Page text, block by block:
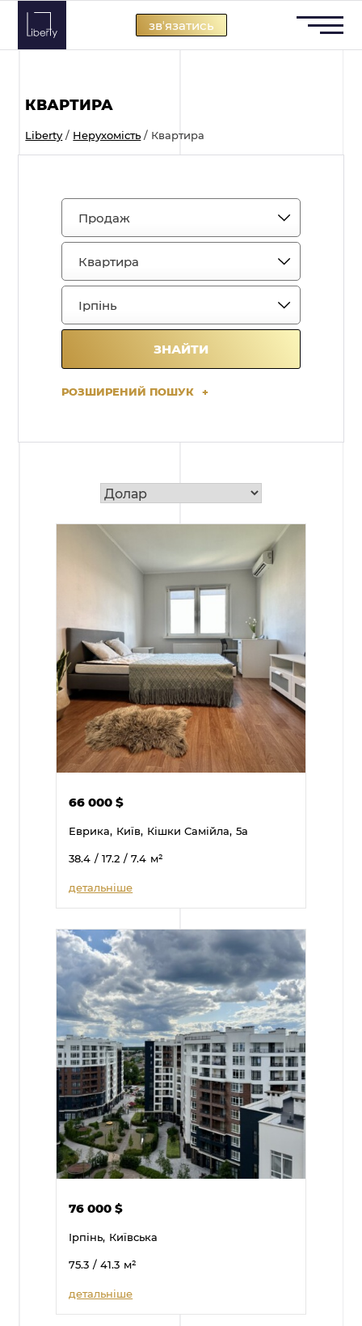
Skip
content
звʼязатись
КВАРТИРА
Liberty / Нерухомість / Квартира
РОЗШИРЕНИЙ ПОШУК +
66 000$
Еврика, Київ, Кішки Самійла, 5а
38.4 / 17.2 / 7.4 м²
детальніше
76 000$
Ірпінь, Київська
75.3 / 41.3 м²
детальніше